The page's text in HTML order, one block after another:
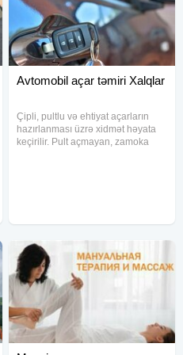
Avtomobil açar təmiri Xalqlar
Çipli, pultlu və ehtiyat açarların
hazırlanması üzrə xidmət həyata
keçirilir. Pult açmayan, zamoka